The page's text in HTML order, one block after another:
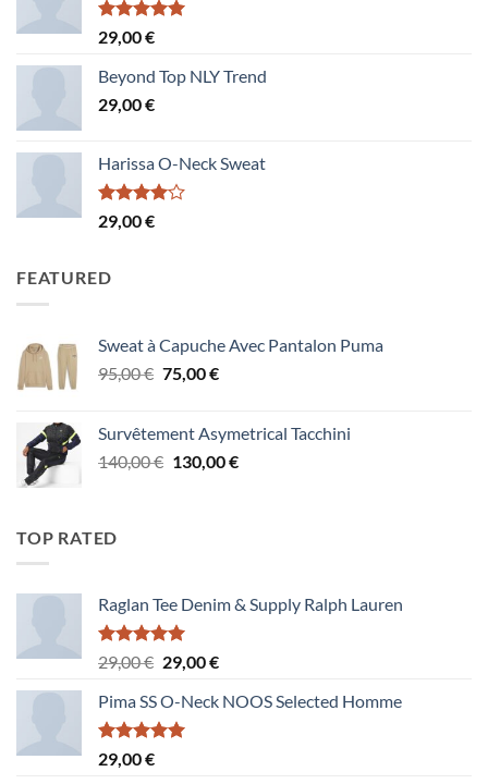
Note5.00
sur 5
29,00€
Beyond Top NLY Trend
29,00€
Harissa O-Neck Sweat
Note
4.00
29,00€
FEATURED
Sweat à Capuche Avec Pantalon Puma
95,00€ Le
était :
95,00 €.
75,00€Le
est :
75,00 €.
Survêtement Asymetrical Tacchini
140,00€ Le
130,00€Le
TOP RATED
Raglan Tee Denim & Supply Ralph Lauren
Note5.00
sur 5
29,00€ Le
initial
était :
29,00€Le
actuel
Pima SS O-Neck NOOS Selected Homme
Note5.00
sur 5
29,00€